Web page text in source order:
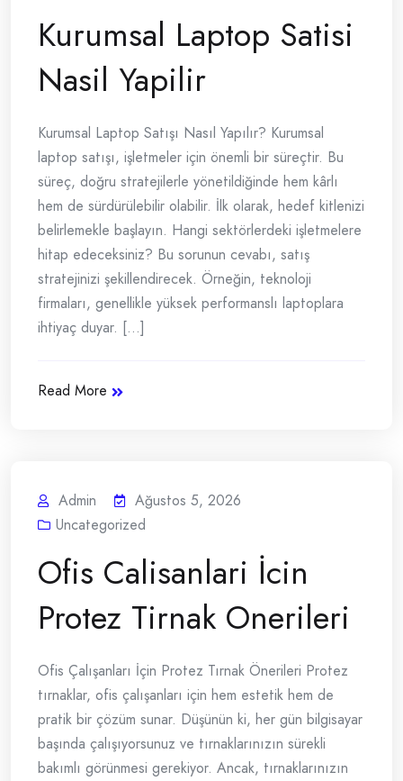
Kurumsal Laptop Satisi
Nasil Yapilir
Kurumsal Laptop Satışı Nasıl Yapılır? Kurumsal
laptop satışı, işletmeler için önemli bir süreçtir. Bu
süreç, doğru stratejilerle yönetildiğinde hem kârlı
hem de sürdürülebilir olabilir. İlk olarak, hedef kitlenizi
belirlemekle başlayın. Hangi sektörlerdeki işletmelere
hitap edeceksiniz? Bu sorunun cevabı, satış
stratejinizi şekillendirecek. Örneğin, teknoloji
firmaları, genellikle yüksek performanslı laptoplara
ihtiyaç duyar. [...]
Read More
Admin
Ağustos 5, 2026
Uncategorized
Ofis Calisanlari İcin
Protez Tirnak Onerileri
Ofis Çalışanları İçin Protez Tırnak Önerileri Protez
tırnaklar, ofis çalışanları için hem estetik hem de
pratik bir çözüm sunar. Düşünün ki, her gün bilgisayar
başında çalışıyorsunuz ve tırnaklarınızın sürekli
bakımlı görünmesi gerekiyor. Ancak, tırnaklarınızın